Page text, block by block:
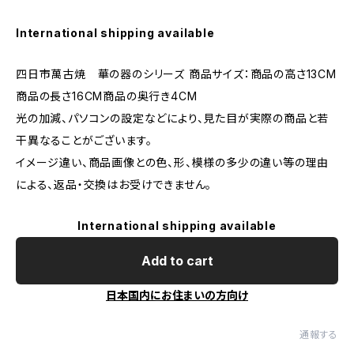
International shipping available
四日市萬古焼 華の器のシリーズ 商品サイズ：商品の高さ13CM
商品の長さ16CM商品の奥行き4CM
光の加減、パソコンの設定などにより、見た目が実際の商品と若
干異なることがございます。
イメージ違い、商品画像との色、形、模様の多少の違い等の理由
による、返品・交換はお受けできません。
International shipping available
Add to cart
日本国内にお住まいの方向け
通報する